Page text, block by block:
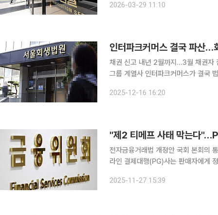
위반(사기)죄로 불구속 기소했다고
2026-03-29 11:10
인터파크커머스 결국 파산…
채권 신고 내년 2월까지…3월 채권자 집회 티몬·위메프(티메프) 사태 여파로 자금난을
그룹 계열사 인터파크커머스가 결국 법원으로부터
년 4개월 만이다. 채권자들
2025-12-16 16:20
"제2 티메프 사태 막는다
전자금융거래법 개정안 국회 본회의 통과
라인 결제대행(PG)사는 판매자에게
본회의를 통과했다고 밝혔다. 이번 개
2025-11-27 15:39